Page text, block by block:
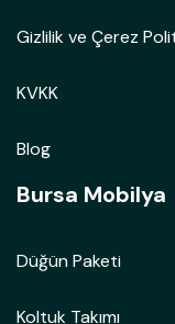
Gizlilik ve Çerez
KVKK
Blog
Bursa Mobilya
Düğün Paketi
Koltuk Takımı